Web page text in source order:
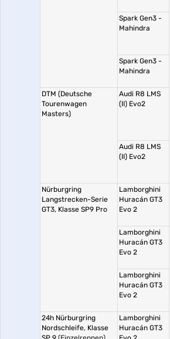
Spark Gen3 -
Mahindra
Spark Gen3 -
Mahindra
DTM (Deutsche
Tourenwagen
Masters)
Audi R8 LMS
(II) Evo2
Audi R8 LMS
(II) Evo2
Nürburgring
Langstrecken-Serie
GT3, Klasse SP9 Pro
Lamborghini
Huracán GT3
Evo 2
Lamborghini
Huracán GT3
Evo 2
Lamborghini
Huracán GT3
Evo 2
24h Nürburgring
Nordschleife, Klasse
Lamborghini
Huracán GT3